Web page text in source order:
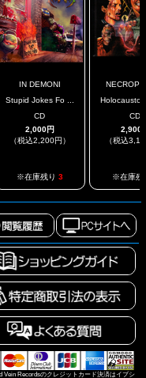
IN DEMONI
Stupid Jokes Fo ...
CD
2,000円
（税込2,200円）
※在庫残り 3
Holocausto
CD
2,900
（税込
※在庫残
Vein Recordsのクレジットカード決済はイプシ